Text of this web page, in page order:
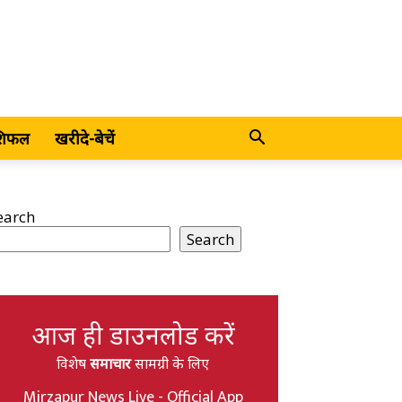
खरीदे-बेचें
Search
आज ही डाउनलोड करें
विशेषसमाचारसामग्री के लिए